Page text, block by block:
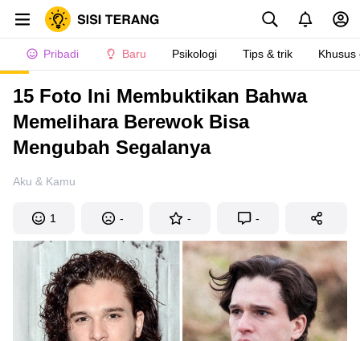
Pribadi Baru Psikologi Tips & trik Khusus
15 Foto Ini Membuktikan Bahwa
Memelihara Berewok Bisa
Mengubah Segalanya
Aku & Kamu
1 - - -